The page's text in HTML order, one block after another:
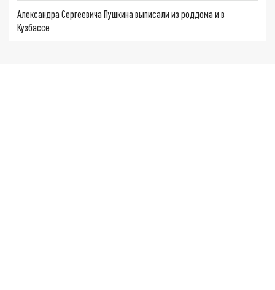
Александра Сергеевича Пушкина выписали из роддома и в
Кузбассе